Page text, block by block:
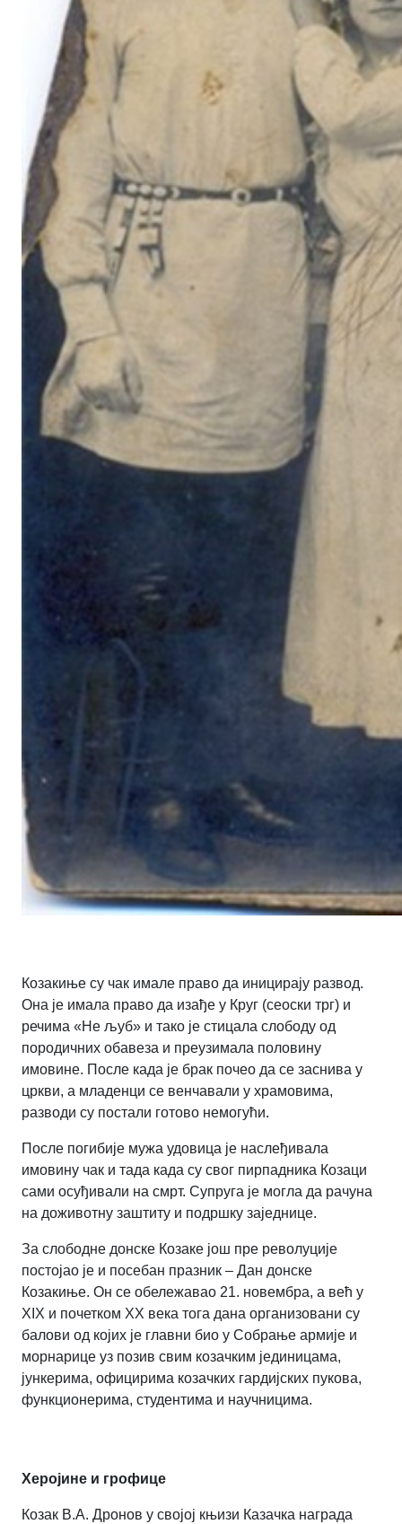
Козакиње су чак имале право да иницирају развод.
Она је имала право да изађе у Круг (сеоски трг) и
речима «Не љуб» и тако је стицала слободу од
породичних обавеза и преузимала половину
имовине. После када је брак почео да се заснива у
цркви, а младенци се венчавали у храмовима,
разводи су постали готово немогући.
После погибије мужа удовица је наслеђивала
имовину чак и тада када су свог пирпадника Козаци
сами осуђивали на смрт. Супруга је могла да рачуна
на доживотну заштиту и подршку заједнице.
За слободне донске Козаке још пре револуције
постојао је и посебан празник – Дан донске
Козакиње. Он се обележавао 21. новембра, а већ у
ХІХ и почетком XX века тога дана организовани су
балови од којих је главни био у Собрање армије и
морнарице уз позив свим козачким јединицама,
јункерима, официрима козачких гардијских пукова,
функционерима, студентима и научницима.
Херојине и грофице
Козак В.А. Дронов у својој књизи Казачка награда